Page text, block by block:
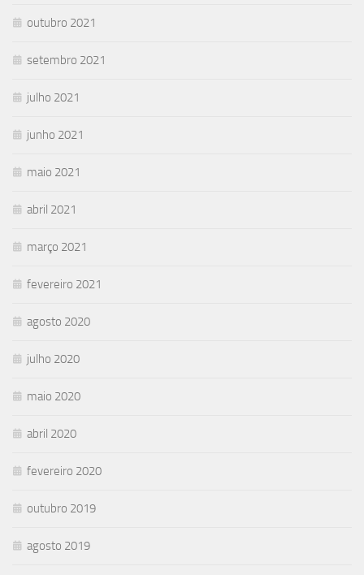
outubro 2021
setembro 2021
julho 2021
junho 2021
maio 2021
abril 2021
março 2021
fevereiro 2021
agosto 2020
julho 2020
maio 2020
abril 2020
fevereiro 2020
outubro 2019
agosto 2019